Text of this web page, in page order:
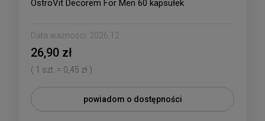
OstroVit Decorem For Men 60 kapsułek
Data ważności: 2026.12
26,90 zł
( 1 szt. = 0,45 zł )
powiadom o dostępności